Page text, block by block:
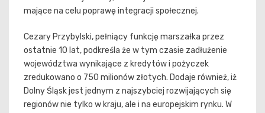
mające na celu poprawę integracji społecznej.
Cezary Przybylski, pełniący funkcję marszałka przez
ostatnie 10 lat, podkreśla że w tym czasie zadłużenie
województwa wynikające z kredytów i pożyczek
zredukowano o 750 milionów złotych. Dodaje również, iż
Dolny Śląsk jest jednym z najszybciej rozwijających się
regionów nie tylko w kraju, ale i na europejskim rynku. W